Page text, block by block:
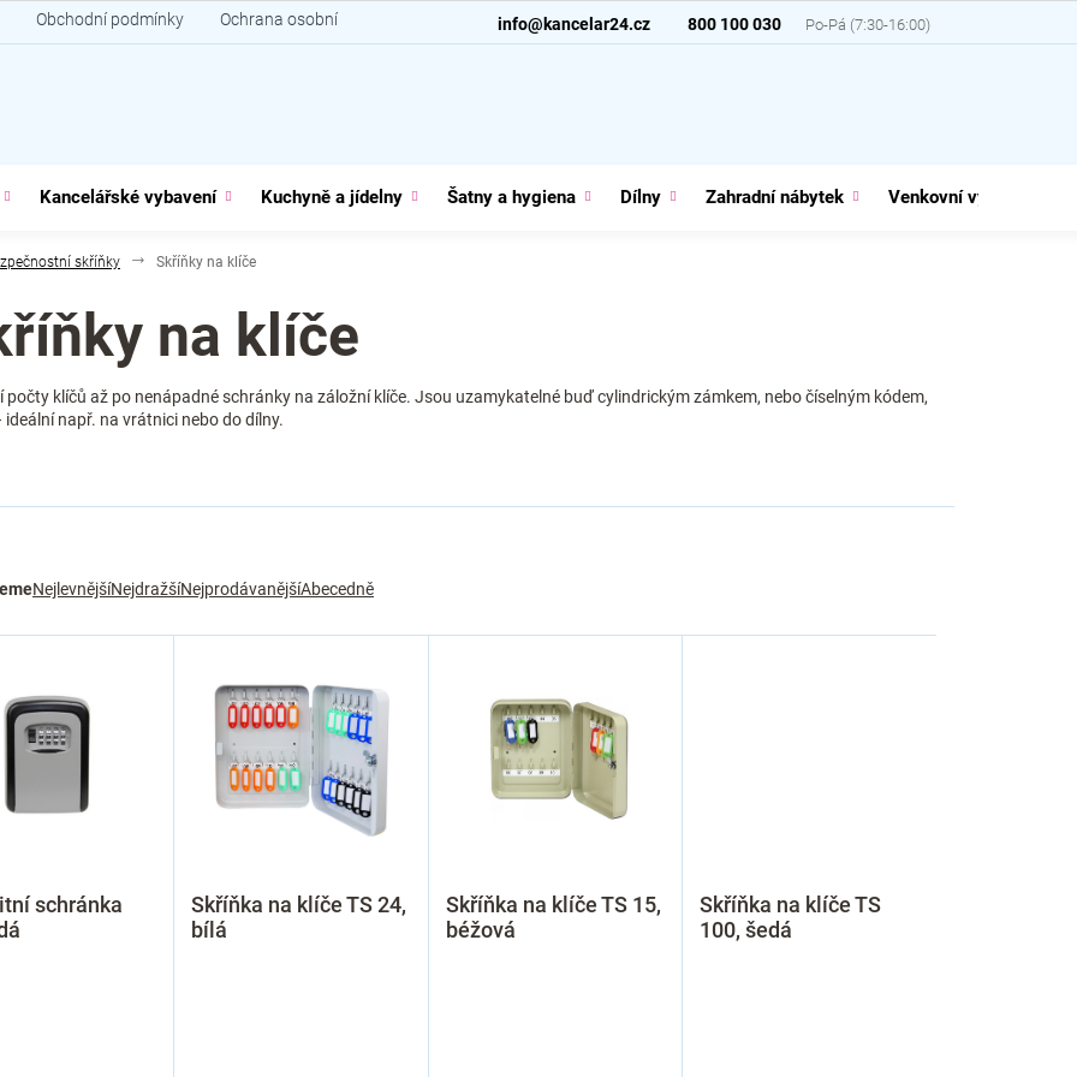
800 100 030
info@kancelar24.cz
Obchodní podmínky Ochrana osobních údajů
Kancelářské vybavení Kuchyně a jídelny Šatny a hygiena Dílny Zahradní nábytek Venkovní vybavení
skříňky Skříňky na klíče
na klíče
klíčů až po nenápadné schránky na záložní klíče. Jsou uzamykatelné buď cylindrickým zámkem, nebo číselným kódem,
např. na vrátnici nebo do dílny.
NejlevnějšíNejdražšíNejprodávanějšíAbecedně
schránka
Skříňka na klíče TS 24,
bílá
Skříňka na klíče TS 15,
béžová
Skříňka na klíče TS
100, šedá